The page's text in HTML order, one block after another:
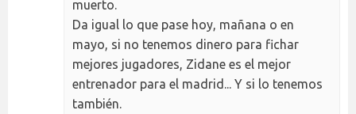
muerto.
Da igual lo que pase hoy, mañana o en
mayo, si no tenemos dinero para fichar
mejores jugadores, Zidane es el mejor
entrenador para el madrid... Y si lo tenemos
también.